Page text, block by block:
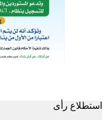
استطلاع رأى